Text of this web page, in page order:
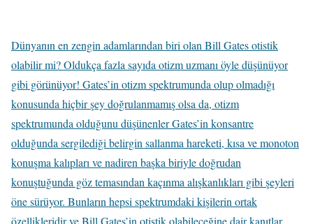
Dünyanın en zengin adamlarından biri olan Bill Gates otistik
olabilir mi? Oldukça fazla sayıda otizm uzmanı öyle düşünüyor
gibi görünüyor! Gates’in otizm spektrumunda olup olmadığı
konusunda hiçbir şey doğrulanmamış olsa da, otizm
spektrumunda olduğunu düşünenler Gates’in konsantre
olduğunda sergilediği belirgin sallanma hareketi, kısa ve monoton
konuşma kalıpları ve nadiren başka biriyle doğrudan
konuştuğunda göz temasından kaçınma alışkanlıkları gibi şeyleri
öne sürüyor. Bunların hepsi spektrumdaki kişilerin ortak